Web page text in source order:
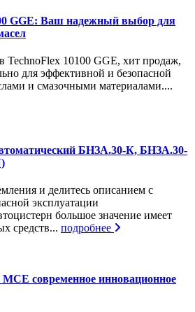
GGE: Ваш надежный выбор для
TechnoFlex 10100 GGE, хит продаж,
для эффективной и безопасной
и смазочными материалами....
БНЗА.30-К, БНЗА.30-
и делитесь описанием с
эксплуатации
большое значение имеет
средств... подробнее
современное инновационное